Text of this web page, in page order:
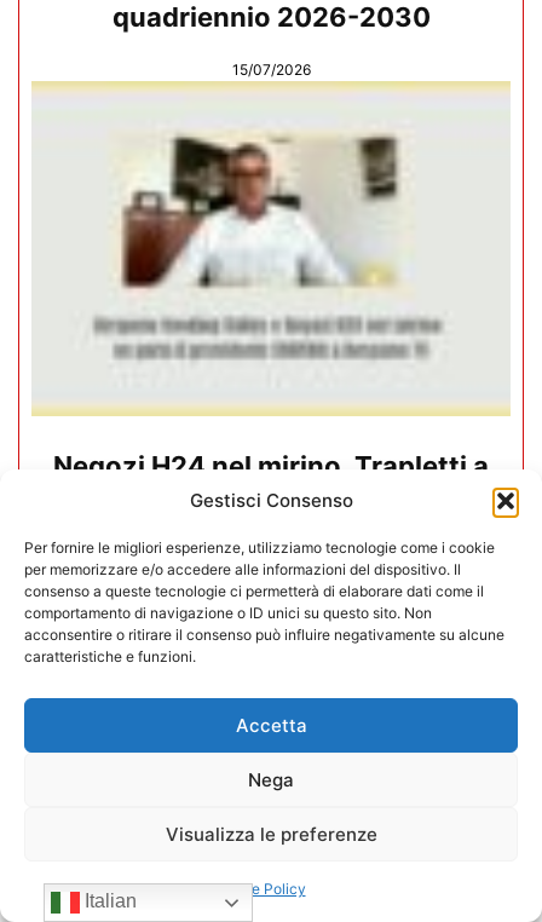
Gestisci Consenso
Per fornire le migliori esperienze, utilizziamo tecnologie come i cookie
per memorizzare e/o accedere alle informazioni del dispositivo. Il
consenso a queste tecnologie ci permetterà di elaborare dati come il
comportamento di navigazione o ID unici su questo sito. Non
acconsentire o ritirare il consenso può influire negativamente su alcune
caratteristiche e funzioni.
Accetta
Nega
Visualizza le preferenze
Cookie Policy
quadriennio 2026-2030
15/07/2026
Negozi H24 nel mirino. Trapletti a
Bergamo TV: “I gestori H24 non
sono il problema”
09/07/2026
Italian